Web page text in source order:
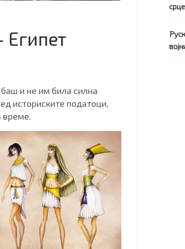
Египет
и не им била силна
историските податоци,
време.